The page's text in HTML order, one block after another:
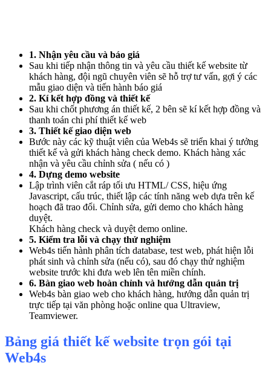
1. Nhận yêu cầu và báo giá
Sau khi tiếp nhận thông tin và yêu cầu thiết kế website từ
khách hàng, đội ngũ chuyên viên sẽ hỗ trợ tư vấn, gợi ý các
mẫu giao diện và tiến hành báo giá
2. Kí kết hợp đồng và thiết kế
Sau khi chốt phương án thiết kế, 2 bên sẽ kí kết hợp đồng và
thanh toán chi phí thiết kế web
3. Thiết kế giao diện web
Bước này các kỹ thuật viên của Web4s sẽ triển khai ý tưởng
thiết kế và gửi khách hàng check demo. Khách hàng xác
nhận và yêu cầu chỉnh sửa ( nếu có )
4. Dựng demo website
Lập trình viên cắt ráp tối ưu HTML/ CSS, hiệu ứng
Javascript, cấu trúc, thiết lập các tính năng web dựa trên kế
hoạch đã trao đổi. Chỉnh sửa, gửi demo cho khách hàng
duyệt.
Khách hàng check và duyệt demo online.
5. Kiểm tra lỗi và chạy thử nghiệm
Web4s tiến hành phân tích database, test web, phát hiện lỗi
phát sinh và chỉnh sửa (nếu có), sau đó chạy thử nghiệm
website trước khi đưa web lên tên miền chính.
6. Bàn giao web hoàn chỉnh và hướng dẫn quản trị
Web4s bàn giao web cho khách hàng, hướng dẫn quản trị
trực tiếp tại văn phòng hoặc online qua Ultraview,
Teamviewer.
Bảng giá thiết kế website trọn gói tại
Web4s